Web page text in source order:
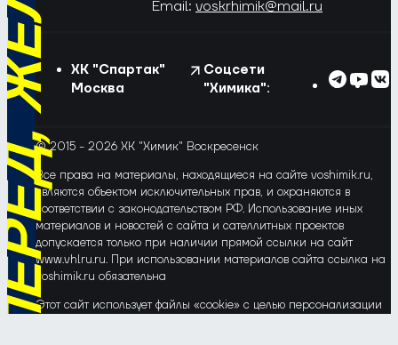
Email: voskrhimik@mail.ru
ХК "Спартак"
Москва
Соцсети
"Химика":
© 2015 - 2026 ХК "Химик" Воскресенск
Все права на материалы, находящиеся на сайте voshimik.ru,
являются объектом исключительных прав, и охраняются в
соответствии с законодательством РФ. Использование иных
материалов и новостей с сайта и сателлитных проектов
допускается только при наличии прямой ссылки на сайт
www.vhlru.ru. При использовании материалов сайта ссылка на
voshimik.ru обязательна
Этот сайт использует файлы «cookie» с целью персонализации